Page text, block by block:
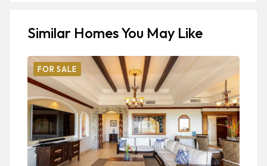
Similar Homes You May Like
FOR SALE